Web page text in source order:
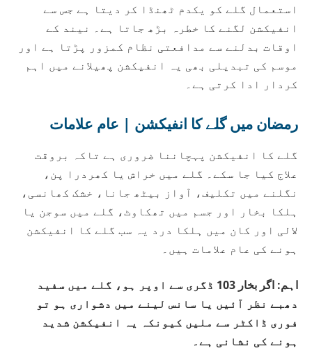
استعمال گلے کو یکدم ٹھنڈا کر دیتا ہے جس سے
انفیکشن لگنے کا خطرہ بڑھ جاتا ہے۔ نیند کے
اوقات بدلنے سے مدافعتی نظام کمزور پڑتا ہے اور
موسم کی تبدیلی بھی یہ انفیکشن پھیلانے میں اہم
کردار ادا کرتی ہے۔
رمضان میں گلے کا انفیکشن | عام علامات
گلے کا انفیکشن پہچاننا ضروری ہے تاکہ بروقت
علاج کیا جا سکے۔ گلے میں خراش یا کھردرا پن،
نگلنے میں تکلیف، آواز بیٹھ جانا، خشک کھانسی،
ہلکا بخار اور جسم میں تھکاوٹ، گلے میں سوجن یا
لالی اور کان میں ہلکا درد یہ سب گلے کا انفیکشن
ہونے کی عام علامات ہیں۔
اہم: اگر بخار 103 ڈگری سے اوپر ہو، گلے میں سفید
دھبے نظر آئیں یا سانس لینے میں دشواری ہو تو
فوری ڈاکٹر سے ملیں کیونکہ یہ انفیکشن شدید
ہونے کی نشانی ہے۔